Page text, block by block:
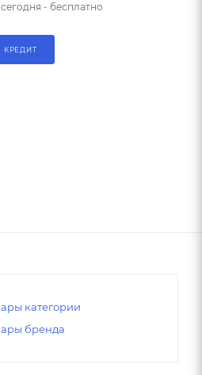
- бесплатно
КРЕДИТ
категории
бренда